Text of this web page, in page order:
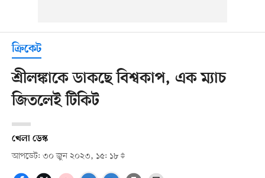
ক্রিকেট
শ্রীলঙ্কাকে ডাকছে বিশ্বকাপ, এক ম্যাচ
জিতলেই টিকিট
খেলা ডেস্ক
আপডেট: ৩০ জুন ২০২৩, ১৫: ১৮